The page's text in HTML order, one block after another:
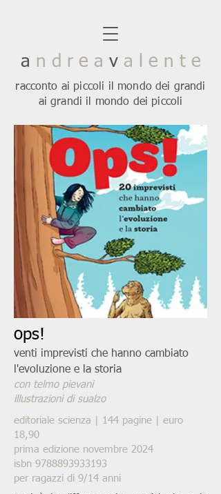
a n d r e a va l e n t e
racconto ai piccoli il mondo dei grandi
ai grandi il mondo dei piccoli
ops!
venti imprevisti che hanno cambiato
l'evoluzione e la storia
con telmo pievani
illustrazioni di sualzo
editoriale scienza | 144 pagine | euro
18,90
prima edizione novembre 2024
isbn 9788893933193
per ragazzi di 9/14 anni